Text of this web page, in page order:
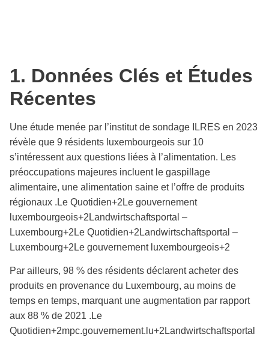
1. Données Clés et Études
Récentes
Une étude menée par l’institut de sondage ILRES en 2023
révèle que 9 résidents luxembourgeois sur 10
s’intéressent aux questions liées à l’alimentation. Les
préoccupations majeures incluent le gaspillage
alimentaire, une alimentation saine et l’offre de produits
régionaux .​Le Quotidien+2Le gouvernement
luxembourgeois+2Landwirtschaftsportal –
Luxembourg+2Le Quotidien+2Landwirtschaftsportal –
Luxembourg+2Le gouvernement luxembourgeois+2
Par ailleurs, 98 % des résidents déclarent acheter des
produits en provenance du Luxembourg, au moins de
temps en temps, marquant une augmentation par rapport
aux 88 % de 2021 .​Le
Quotidien+2mpc.gouvernement.lu+2Landwirtschaftsportal